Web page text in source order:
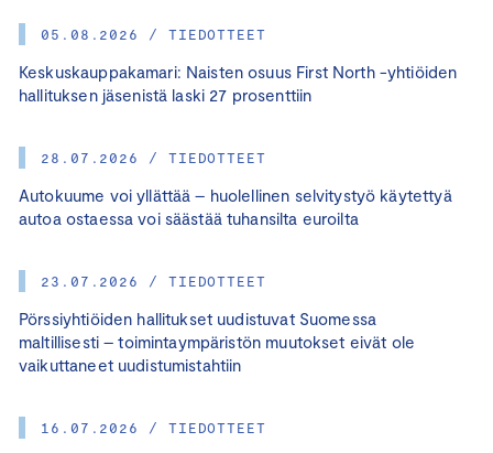
05.08.2026 / TIEDOTTEET
Keskuskauppakamari: Naisten osuus First North -yhtiöiden
hallituksen jäsenistä laski 27 prosenttiin
28.07.2026 / TIEDOTTEET
Autokuume voi yllättää – huolellinen selvitystyö käytettyä
autoa ostaessa voi säästää tuhansilta euroilta
23.07.2026 / TIEDOTTEET
Pörssiyhtiöiden hallitukset uudistuvat Suomessa
maltillisesti – toimintaympäristön muutokset eivät ole
vaikuttaneet uudistumistahtiin
16.07.2026 / TIEDOTTEET